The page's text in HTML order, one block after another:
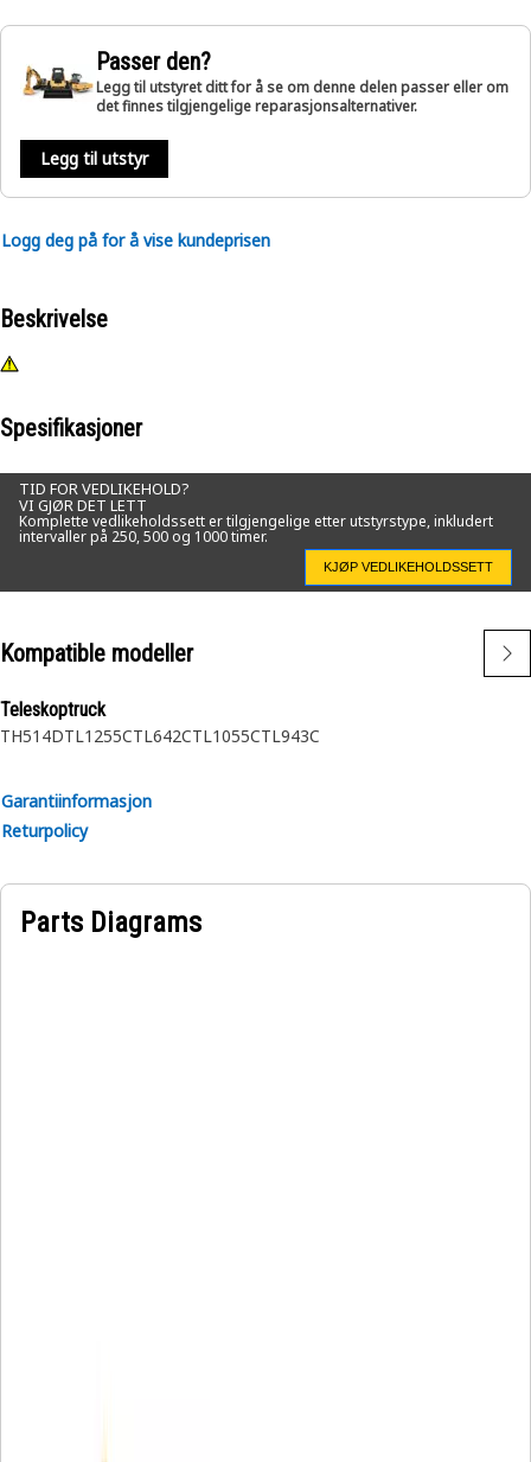
Passer den?
Legg til utstyret ditt for å se om denne delen passer eller om
det finnes tilgjengelige reparasjonsalternativer.
Legg til utstyr
Logg deg på for å vise kundeprisen
Beskrivelse
Spesifikasjoner
TID FOR VEDLIKEHOLD?
VI GJØR DET LETT
Komplette vedlikeholdssett er tilgjengelige etter utstyrstype, inkludert
intervaller på 250, 500 og 1000 timer.
KJØP VEDLIKEHOLDSSETT
Kompatible modeller
Teleskoptruck
TH514DTL1255CTL642CTL1055CTL943C
Garantiinformasjon
Returpolicy
Parts Diagrams